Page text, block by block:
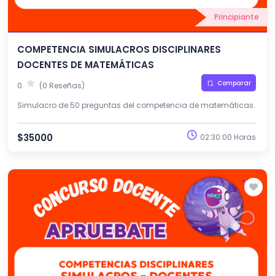
Principiante
COMPETENCIA SIMULACROS DISCIPLINARES
DOCENTES DE MATEMÁTICAS
0 (0 Reseñas) Comparar
Simulacro de 50 preguntas del competencia de matemáticas.
$35000 02:30:00 Horas